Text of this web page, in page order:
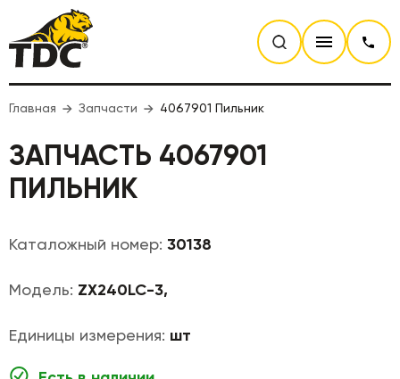
Главная Запчасти 4067901 Пильник
ЗАПЧАСТЬ 4067901
ПИЛЬНИК
Каталожный номер: 30138
Модель: ZX240LC-3,
Единицы измерения: шт